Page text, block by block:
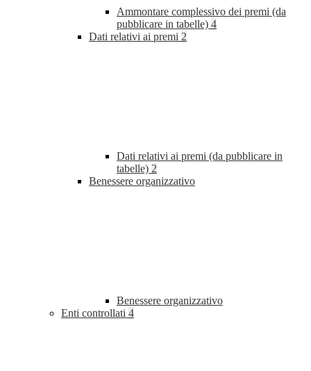
Ammontare complessivo dei premi (da
pubblicare in tabelle) 4
Dati relativi ai premi 2
Dati relativi ai premi (da pubblicare in
tabelle) 2
Benessere organizzativo
Benessere organizzativo
Enti controllati 4